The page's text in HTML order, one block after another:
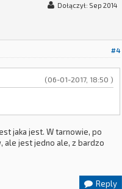
Dołączył: Sep 2014
#4
(06-01-2017, 18:50 )
jaka jest. W tarnowie, po
ale jest jedno ale, z bardzo
Reply